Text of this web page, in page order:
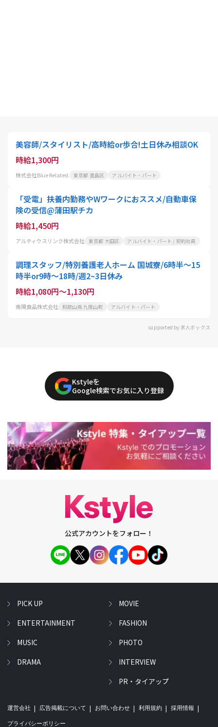
美容師/スタイリスト/高時給or歩合!土日休み相談OK
時給1,300円
株式会社Blue Related. 東京都 豊島区 アルバイト・パート
「受電」扶養内勤務やWワークにおススメ/自動車保
険の受信@蒲田駅チカ
時給1,450円
アルティウスリンク株式会社 東京都 大田区 アルバイト・パート / 契約社員
調理スタッフ/特別養護老人ホーム 国城寮/6時半～15
時半or9時～18時/週2~3日休み
時給1,080円～1,130円
南陽食品株式会社 和歌山県 九度山町 アルバイト・パート
supported by 求人ボックス
Kstyleを
Google検索でお気に入り登録
公式アカウントをフォロー！
PICK UP
ENTERTAINMENT
MUSIC
DRAMA
MOVIE
FASHION
PHOTO
INTERVIEW
PR・タイアップ
運営会社 広告掲載について お問い合わせ 利用規約 採用情報
プライバシーポリシー